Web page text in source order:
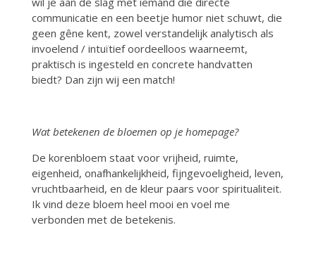
communicatie en een beetje humor niet schuwt, die
geen gêne kent, zowel verstandelijk analytisch als
invoelend / intuïtief oordeelloos waarneemt,
praktisch is ingesteld en concrete handvatten
biedt? Dan zijn wij een match!
Wat betekenen de bloemen op je homepage?
De korenbloem staat voor vrijheid, ruimte,
eigenheid, onafhankelijkheid, fijngevoeligheid, leven,
vruchtbaarheid, en de kleur paars voor spiritualiteit.
Ik vind deze bloem heel mooi en voel me
verbonden met de betekenis.